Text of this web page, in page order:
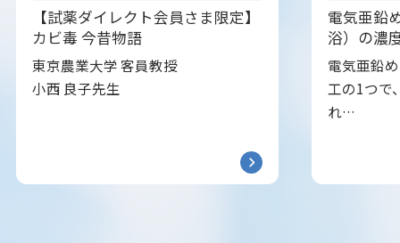
【試薬ダイレクト会員さま限定】
カビ毒 今昔物語
東京農業大学 客員教授
小西 良子先生
電気亜鉛
浴）の濃
電気亜鉛
工の1つで
れ…